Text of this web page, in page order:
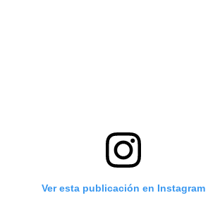
Ver esta publicación en Instagram